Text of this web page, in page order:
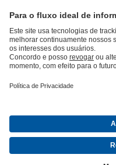
Catálogo de produtosKSB
de compras Ferramentas
edifíciosEnergias Renováveis
Sobre a KSB
Imprensa
© KSB Bombas E Valvulas